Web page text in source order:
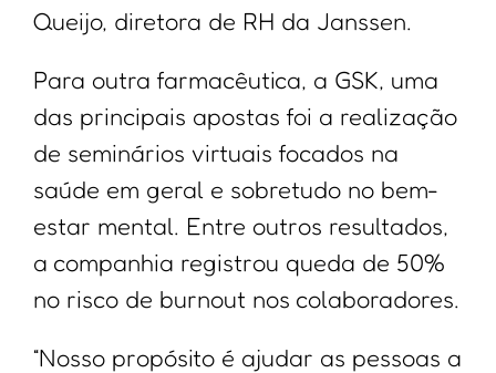
Queijo, diretora de RH da Janssen.
Para outra farmacêutica, a GSK, uma
das principais apostas foi a realização
de seminários virtuais focados na
saúde em geral e sobretudo no bem-
estar mental. Entre outros resultados,
a companhia registrou queda de 50%
no risco de burnout nos colaboradores.
“Nosso propósito é ajudar as pessoas a